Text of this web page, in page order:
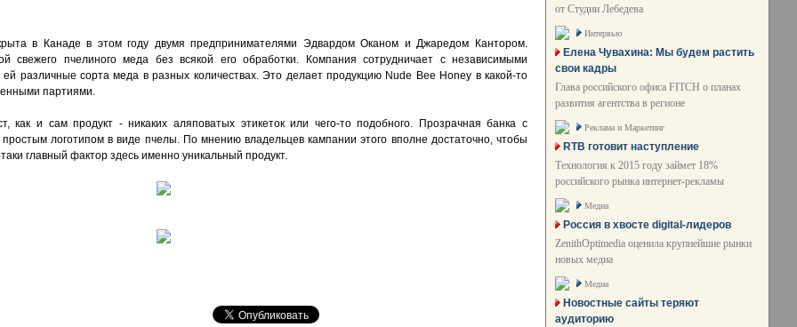
в Канаде в этом году двумя предпринимателями Эдвардом Оканом и Джаредом Кантором.
свежего пчелиного меда без всякой его обработки. Компания сотрудничает с независимыми
различные сорта меда в разных количествах. Это делает продукцию Nude Bee Honey в какой-то
партиями.
как и сам продукт - никаких аляповатых этикеток или чего-то подобного. Прозрачная банка с
логотипом в виде пчелы. По мнению владельцев кампании этого вполне достаточно, чтобы
главный фактор здесь именно уникальный продукт.
от Студии Лебедева
Интервью
Елена Чувахина: Мы будем растить
свои кадры
Глава российского офиса FITCH о планах
развития агентства в регионе
Реклама и Маркетинг
RTB готовит наступление
Технология к 2015 году займет 18%
российского рынка интернет-рекламы
Медиа
Россия в хвосте digital-лидеров
ZenithOptimedia оценила крупнейшие рынки
новых медиа
Медиа
Новостные сайты теряют
аудиторию